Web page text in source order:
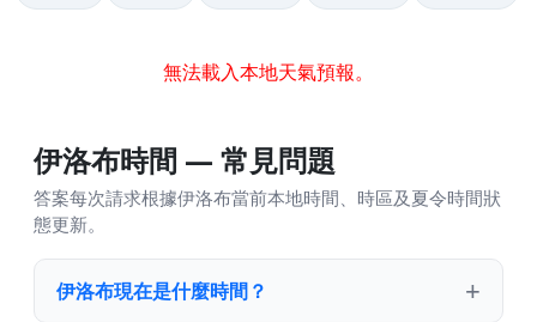
無法載入本地天氣預報。
伊洛布時間 — 常見問題
答案每次請求根據伊洛布當前本地時間、時區及夏令時間狀
態更新。
伊洛布現在是什麼時間？